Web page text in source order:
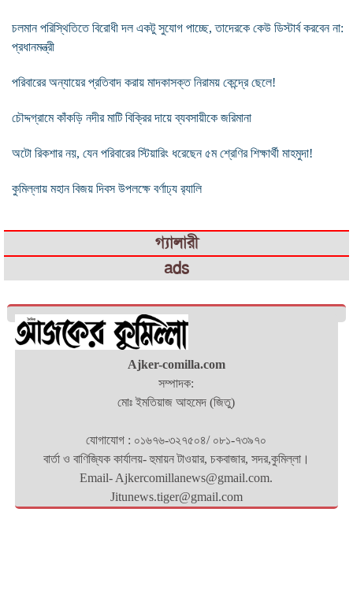
চলমান পরিস্থিতিতে বিরোধী দল একটু সুযোগ পাচ্ছে, তাদেরকে কেউ ডিস্টার্ব করবেন না:
প্রধানমন্ত্রী
পরিবারের অন্যায়ের প্রতিবাদ করায় মাদকাসক্ত নিরাময় কেন্দ্রে ছেলে!
চৌদ্দগ্রামে কাঁকড়ি নদীর মাটি বিক্রির দায়ে ব্যবসায়ীকে জরিমানা
অটো রিকশার নয়, যেন পরিবারের স্টিয়ারিং ধরেছেন ৫ম শ্রেণির শিক্ষার্থী মাহমুদা!
কুমিল্লায় মহান বিজয় দিবস উপলক্ষে বর্ণাঢ্য র‌্যালি
গ্যালারী
ads
Ajker-comilla.com
সম্পাদক:
মোঃ ইমতিয়াজ আহমেদ (জিতু)
যোগাযোগ : ০১৬৭৬-৩২৭৫০৪/ ০৮১-৭৩৯৭০
বার্তা ও বাণিজ্যিক কার্যালয়- হুমায়ন টাওয়ার, চকবাজার, সদর,কুমিল্লা।
Email- Ajkercomillanews@gmail.com.
Jitunews.tiger@gmail.com